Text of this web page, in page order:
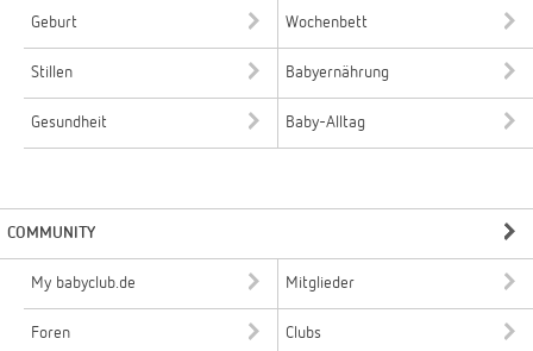
Geburt Wochenbett
Stillen Babyernährung
Gesundheit Baby-Alltag
COMMUNITY
My babyclub.de Mitglieder
Foren Clubs